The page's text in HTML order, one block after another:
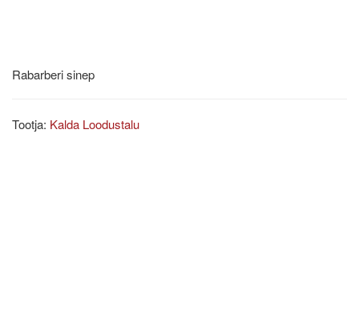
Rabarberi sinep
Tootja: Kalda Loodustalu